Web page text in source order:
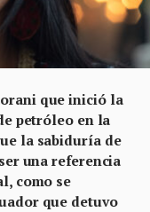
que inició la
petróleo en la
la sabiduría de
una referencia
como se
que detuvo